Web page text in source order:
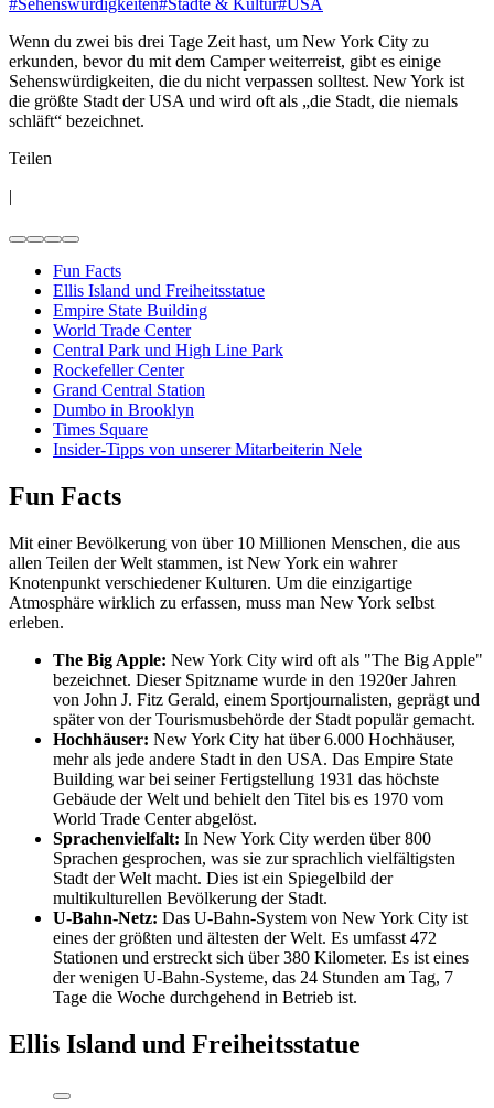
Wenn du zwei bis drei Tage Zeit hast, um New York City zu
erkunden, bevor du mit dem Camper weiterreist, gibt es einige
Sehenswürdigkeiten, die du nicht verpassen solltest. New York ist
die größte Stadt der USA und wird oft als „die Stadt, die niemals
schläft“ bezeichnet.
Teilen
|
Fun Facts
Ellis Island und Freiheitsstatue
Empire State Building
World Trade Center
Central Park und High Line Park
Rockefeller Center
Grand Central Station
Dumbo in Brooklyn
Times Square
Insider-Tipps von unserer Mitarbeiterin Nele
Fun Facts
Mit einer Bevölkerung von über 10 Millionen Menschen, die aus
allen Teilen der Welt stammen, ist New York ein wahrer
Knotenpunkt verschiedener Kulturen. Um die einzigartige
Atmosphäre wirklich zu erfassen, muss man New York selbst
erleben.
The Big Apple: New York City wird oft als "The Big Apple"
bezeichnet. Dieser Spitzname wurde in den 1920er Jahren
von John J. Fitz Gerald, einem Sportjournalisten, geprägt und
später von der Tourismusbehörde der Stadt populär gemacht.
Hochhäuser: New York City hat über 6.000 Hochhäuser,
mehr als jede andere Stadt in den USA. Das Empire State
Building war bei seiner Fertigstellung 1931 das höchste
Gebäude der Welt und behielt den Titel bis es 1970 vom
World Trade Center abgelöst.
Sprachenvielfalt: In New York City werden über 800
Sprachen gesprochen, was sie zur sprachlich vielfältigsten
Stadt der Welt macht. Dies ist ein Spiegelbild der
multikulturellen Bevölkerung der Stadt.
U-Bahn-Netz: Das U-Bahn-System von New York City ist
eines der größten und ältesten der Welt. Es umfasst 472
Stationen und erstreckt sich über 380 Kilometer. Es ist eines
der wenigen U-Bahn-Systeme, das 24 Stunden am Tag, 7
Tage die Woche durchgehend in Betrieb ist.
Ellis Island und Freiheitsstatue